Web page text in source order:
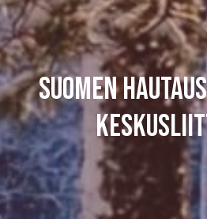
Suomen